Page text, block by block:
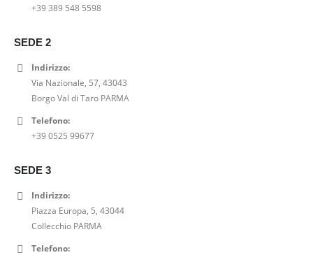
+39 389 548 5598
SEDE 2
Indirizzo:
Via Nazionale, 57, 43043
Borgo Val di Taro PARMA
Telefono:
+39 0525 99677
SEDE 3
Indirizzo:
Piazza Europa, 5, 43044
Collecchio PARMA
Telefono: